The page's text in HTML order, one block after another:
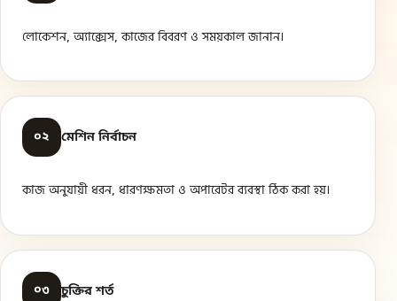
লোকেশন, অ্যাক্সেস, কাজের বিবরণ ও সময়কাল জানান।
০২ মেশিন নির্বাচন
কাজ অনুযায়ী ধরন, ধারণক্ষমতা ও অপারেটর ব্যবস্থা ঠিক করা হয়।
০৩ চুক্তির শর্ত